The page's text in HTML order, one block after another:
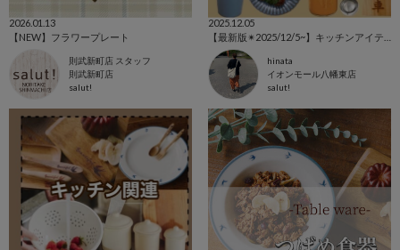
2026.01.13
【NEW】フラワープレート
則武新町店 スタッフ
則武新町店
salut!
2025.12.05
hinata
イオンモール八幡東店
salut!